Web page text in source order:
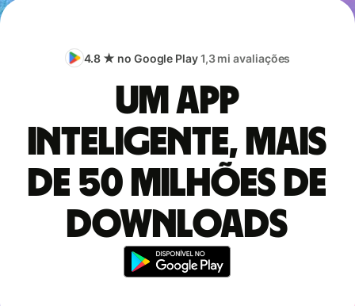
4.8 ★ no Google Play1,3 mi avaliações
Um app
inteligente, mais
de 50 milhões de
downloads